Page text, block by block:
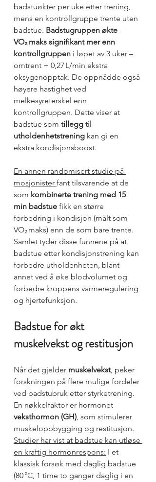
badstuøkter per uke etter trening,
mens en kontrollgruppe trente uten
badstue. Badstugruppen økte
VO₂ maks signifikant mer enn
kontrollgruppen i løpet av 3 uker –
omtrent + 0,27 L/min ekstra
oksygenopptak. De oppnådde også
høyere hastighet ved
melkesyreterskel enn
kontrollgruppen. Dette viser at
badstue som tillegg til
utholdenhetstrening kan gi en
ekstra kondisjonsboost.
En annen randomisert studie på
mosjonister fant tilsvarende at de
som kombinerte trening med 15
min badstue fikk en større
forbedring i kondisjon (målt som
VO₂ maks) enn de som bare trente.
Samlet tyder disse funnene på at
badstue etter kondisjonstrening kan
forbedre utholdenheten, blant
annet ved å øke blodvolumet og
forbedre kroppens varmeregulering
og hjertefunksjon.
Badstue for økt
muskelvekst og restitusjon
Når det gjelder muskelvekst, peker
forskningen på flere mulige fordeler
ved badstubruk etter styrketrening.
En nøkkelfaktor er hormonet
veksthormon (GH), som stimulerer
muskeloppbygging og restitusjon.
Studier har vist at badstue kan utløse
en kraftig hormonrespons: I et
klassisk forsøk med daglig badstue
(80 °C, 1 time to ganger daglig i en